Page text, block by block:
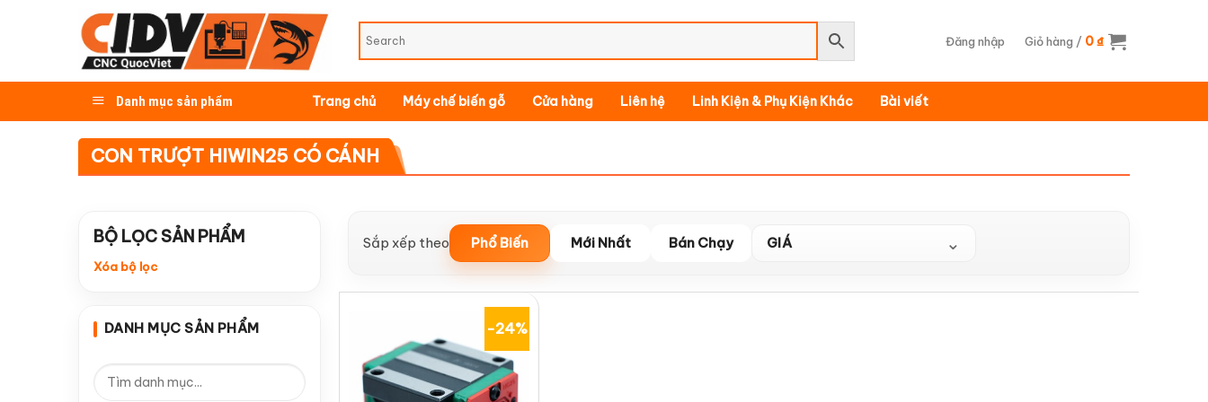
Đăng nhập Giỏ hàng / 0₫
Danh mục sản phẩm Trang chủ Máy chế biến gỗ Cửa hàng Liên hệ Linh Kiện & Phụ Kiện Khác Bài viết
CON TRƯỢT HIWIN25 CÓ CÁNH
BỘ LỌC SẢN PHẨM
Xóa bộ lọc
DANH MỤC SẢN PHẨM
Sắp xếp theo Phổ Biến Mới Nhất Bán Chạy GIÁ ⌄
-24%